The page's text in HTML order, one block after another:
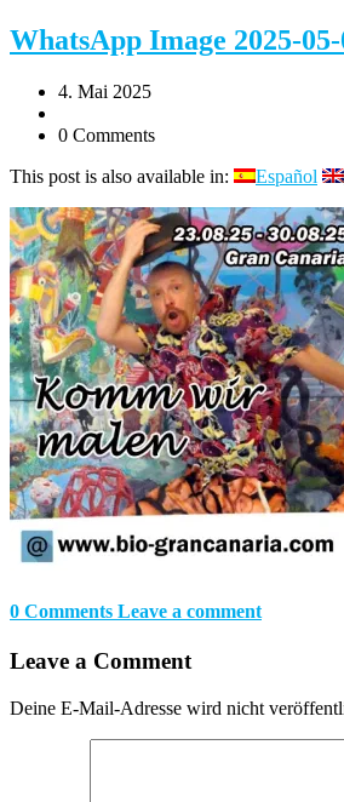
WhatsApp Image 2025-05-
4. Mai 2025
0 Comments
This post is also available in:
Español
0 Comments Leave a comment
Leave a Comment
Deine E-Mail-Adresse wird nicht